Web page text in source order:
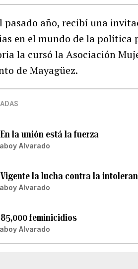
pasado año, recibí una
en el mundo de la
la cursó la Asociación
de Mayagüez.
En la unión está la fuerza
Alvarado
Vigente la lucha contra la
Alvarado
85,000 feminicidios
Alvarado